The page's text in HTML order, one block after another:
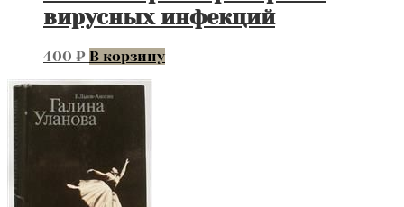
вирусных инфекций
400 ₽ В корзину